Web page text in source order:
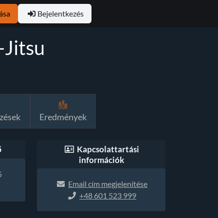
Bejelentkezés
Eredmények
Kapcsolattartási
információk
Email cím megjelenítése
+48 601 523 999